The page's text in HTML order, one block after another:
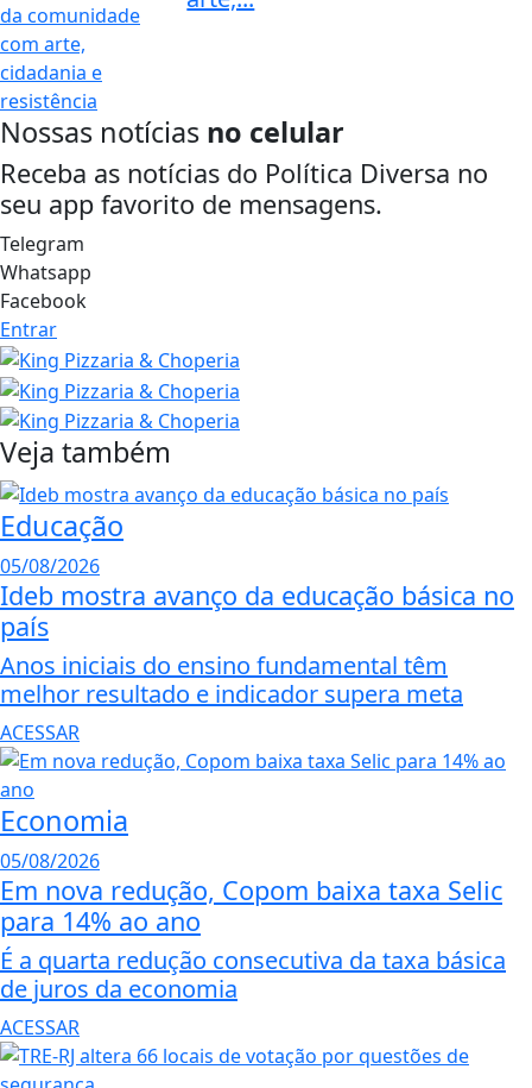
Nossas notícias no celular
Receba as notícias do Política Diversa no
seu app favorito de mensagens.
Telegram
Whatsapp
Facebook
Entrar
Veja também
Educação
05/08/2026
Ideb mostra avanço da educação básica no
país
Anos iniciais do ensino fundamental têm
melhor resultado e indicador supera meta
ACESSAR
Economia
05/08/2026
Em nova redução, Copom baixa taxa Selic
para 14% ao ano
É a quarta redução consecutiva da taxa básica
de juros da economia
ACESSAR